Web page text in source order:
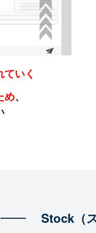
いく
め、
Stock（